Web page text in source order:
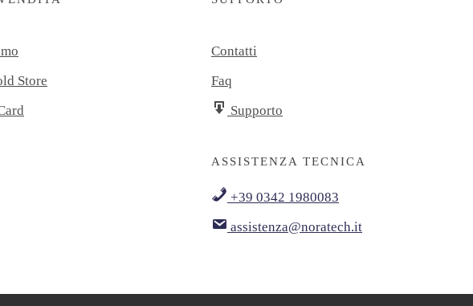
Store
Contatti
Faq
Supporto
ASSISTENZA TECNICA
+39 0342 1980083
assistenza@noratech.it